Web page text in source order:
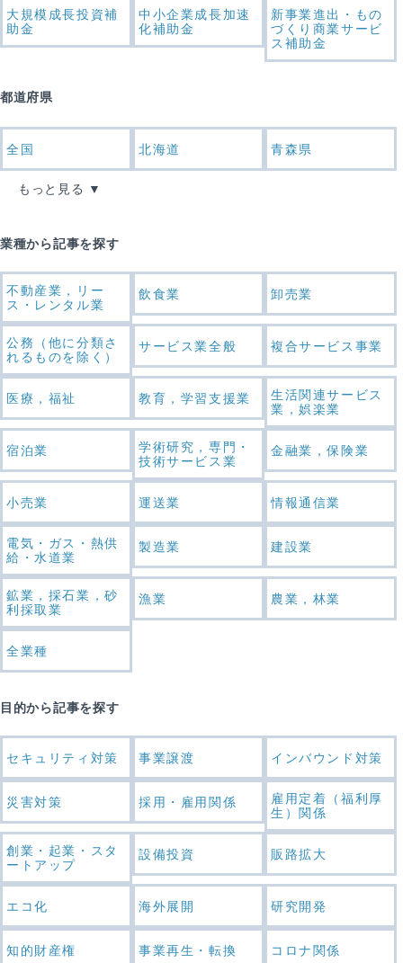
大規模成長投資補
助金
中小企業成長加速
化補助金
新事業進出・もの
づくり商業サービ
ス補助金
都道府県
全国 北海道 青森県
もっと見る
業種から記事を探す
不動産業，リー
ス・レンタル業
飲食業 卸売業
公務（他に分類さ
れるものを除く）
サービス業全般 複合サービス事業
医療，福祉 教育，学習支援業
生活関連サービス
業，娯楽業
宿泊業
学術研究，専門・
技術サービス業
金融業，保険業
小売業 運送業 情報通信業
電気・ガス・熱供
給・水道業
製造業 建設業
鉱業，採石業，砂
利採取業
漁業 農業，林業
全業種
目的から記事を探す
セキュリティ対策 事業譲渡 インバウンド対策
災害対策 採用・雇用関係
雇用定着（福利厚
生）関係
創業・起業・スタ
ートアップ
設備投資 販路拡大
エコ化 海外展開 研究開発
知的財産権 事業再生・転換 コロナ関係